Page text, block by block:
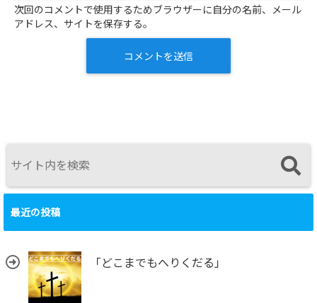
次回のコメントで使用するためブラウザーに自分の名前、メール
アドレス、サイトを保存する。
最近の投稿
「どこまでもへりくだる」